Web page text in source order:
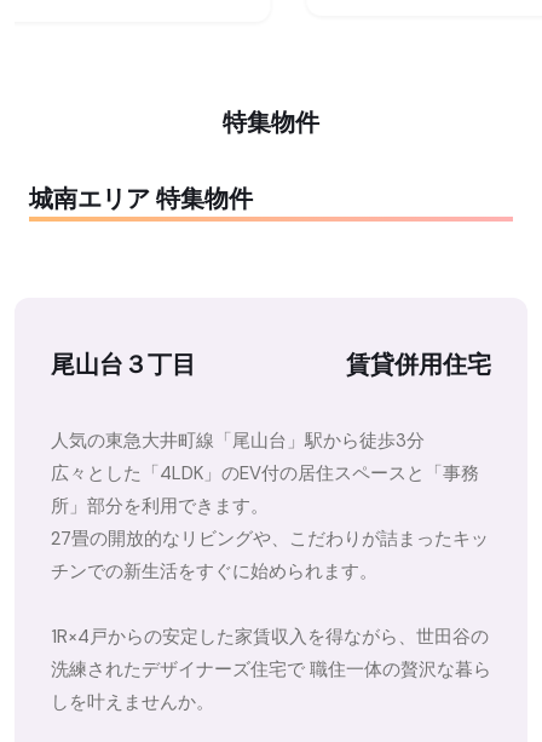
特集物件
城南エリア 特集物件
尾山台３丁目 賃貸併用住宅
人気の東急大井町線「尾山台」駅から徒歩3分
広々とした「4LDK」のEV付の居住スペースと「事務
所」部分を利用できます。
27畳の開放的なリビングや、こだわりが詰まったキッ
チンでの新生活をすぐに始められます。
1R×4戸からの安定した家賃収入を得ながら、世田谷の
洗練されたデザイナーズ住宅で 職住一体の贅沢な暮ら
しを叶えませんか。